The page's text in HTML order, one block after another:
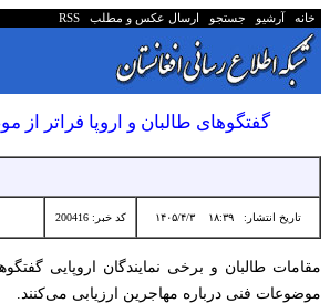
خانه آرشیو جستجو ارسال عکس و مطلب RSS
گفتگوهای طالبان و اروپا فراتر از
تاریخ انتشار: ۱۸:۳۹ ۱۴۰۵/۴/۳ کد خبر: 200416
مقامات طالبان و برخی نمایندگان اروپایی
موضوعات فنی درباره مهاجرین ارزیابی می‌کنند.